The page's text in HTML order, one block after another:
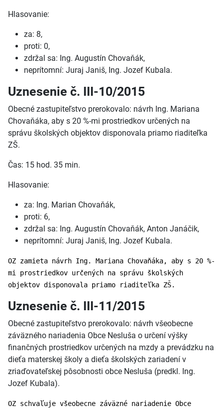
Hlasovanie:
za: 8,
proti: 0,
zdržal sa: Ing. Augustín Chovaňák,
neprítomní: Juraj Janiš, Ing. Jozef Kubala.
Uznesenie č. III-10/2015
Obecné zastupiteľstvo prerokovalo: návrh Ing. Mariana
Chovaňáka, aby s 20 %-mi prostriedkov určených na
správu školských objektov disponovala priamo riaditeľka
ZŠ.
Čas: 15 hod. 35 min.
Hlasovanie:
za: Ing. Marian Chovaňák,
proti: 6,
zdržal sa: Ing. Augustín Chovaňák, Anton Janáčik,
neprítomní: Juraj Janiš, Ing. Jozef Kubala.
OZ zamieta návrh Ing. Mariana Chovaňáka, aby s 20 %-
mi prostriedkov určených na správu školských
objektov disponovala priamo riaditeľka ZŠ.
Uznesenie č. III-11/2015
Obecné zastupiteľstvo prerokovalo: návrh všeobecne
záväzného nariadenia Obce Nesluša o určení výšky
finančných prostriedkov určených na mzdy a prevádzku na
dieťa materskej školy a dieťa školských zariadení v
zriaďovateľskej pôsobnosti obce Nesluša (predkl. Ing.
Jozef Kubala).
OZ schvaľuje všeobecne záväzné nariadenie Obce